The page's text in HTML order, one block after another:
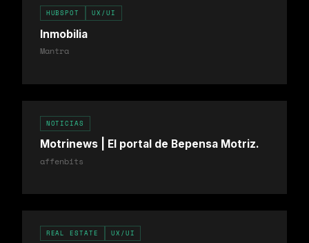
HUBSPOT UX/UI
Inmobilia
Mantra
NOTICIAS
Motrinews | El portal de Bepensa Motriz.
affenbits
REAL ESTATE UX/UI